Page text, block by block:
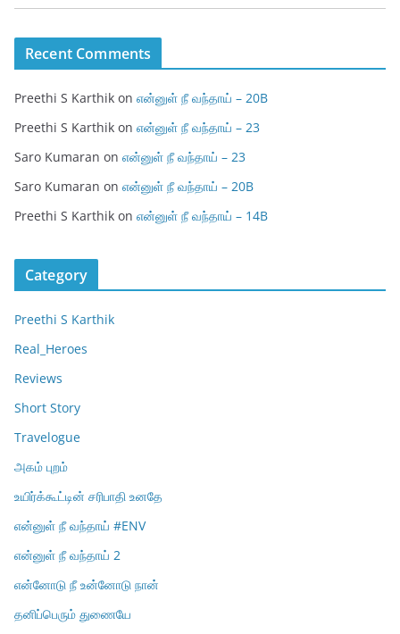
Recent Comments
Preethi S Karthik on என்னுள் நீ வந்தாய் – 20B
Preethi S Karthik on என்னுள் நீ வந்தாய் – 23
Saro Kumaran on என்னுள் நீ வந்தாய் – 23
Saro Kumaran on என்னுள் நீ வந்தாய் – 20B
Preethi S Karthik on என்னுள் நீ வந்தாய் – 14B
Category
Preethi S Karthik
Real_Heroes
Reviews
Short Story
Travelogue
அகம் புறம்
உயிர்க்கூட்டின் சரிபாதி உனதே
என்னுள் நீ வந்தாய் #ENV
என்னுள் நீ வந்தாய் 2
என்னோடு நீ உன்னோடு நான்
தனிப்பெரும் துணையே